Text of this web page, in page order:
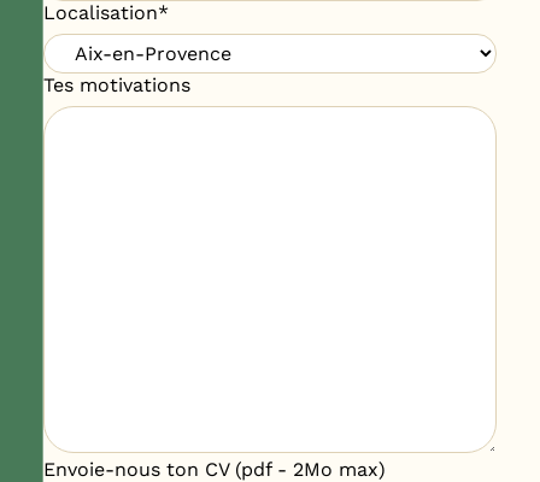
Localisation*
Tes motivations
Envoie-nous ton CV (pdf - 2Mo max)